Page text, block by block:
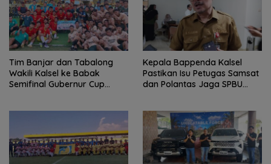
Tim Banjar dan Tabalong
Wakili Kalsel ke Babak
Semifinal Gubernur Cup
Kepala Bappenda Kalsel
Pastikan Isu Petugas Samsat
dan Polantas Jaga SPBU